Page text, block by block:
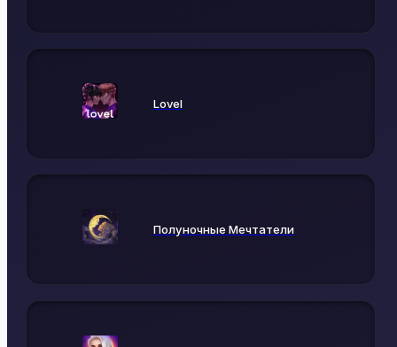
Lovel
Полуночные Мечтатели